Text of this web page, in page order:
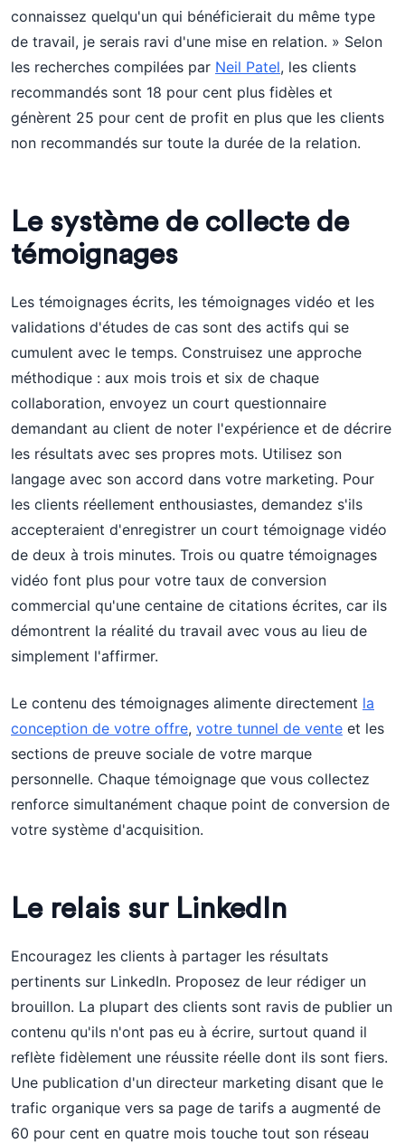
connaissez quelqu'un qui bénéficierait du même type
de travail, je serais ravi d'une mise en relation. » Selon
les recherches compilées par Neil Patel, les clients
recommandés sont 18 pour cent plus fidèles et
génèrent 25 pour cent de profit en plus que les clients
non recommandés sur toute la durée de la relation.
Le système de collecte de
témoignages
Les témoignages écrits, les témoignages vidéo et les
validations d'études de cas sont des actifs qui se
cumulent avec le temps. Construisez une approche
méthodique : aux mois trois et six de chaque
collaboration, envoyez un court questionnaire
demandant au client de noter l'expérience et de décrire
les résultats avec ses propres mots. Utilisez son
langage avec son accord dans votre marketing. Pour
les clients réellement enthousiastes, demandez s'ils
accepteraient d'enregistrer un court témoignage vidéo
de deux à trois minutes. Trois ou quatre témoignages
vidéo font plus pour votre taux de conversion
commercial qu'une centaine de citations écrites, car ils
démontrent la réalité du travail avec vous au lieu de
simplement l'affirmer.
Le contenu des témoignages alimente directement la
conception de votre offre, votre tunnel de vente et les
sections de preuve sociale de votre marque
personnelle. Chaque témoignage que vous collectez
renforce simultanément chaque point de conversion de
votre système d'acquisition.
Le relais sur LinkedIn
Encouragez les clients à partager les résultats
pertinents sur LinkedIn. Proposez de leur rédiger un
brouillon. La plupart des clients sont ravis de publier un
contenu qu'ils n'ont pas eu à écrire, surtout quand il
reflète fidèlement une réussite réelle dont ils sont fiers.
Une publication d'un directeur marketing disant que le
trafic organique vers sa page de tarifs a augmenté de
60 pour cent en quatre mois touche tout son réseau